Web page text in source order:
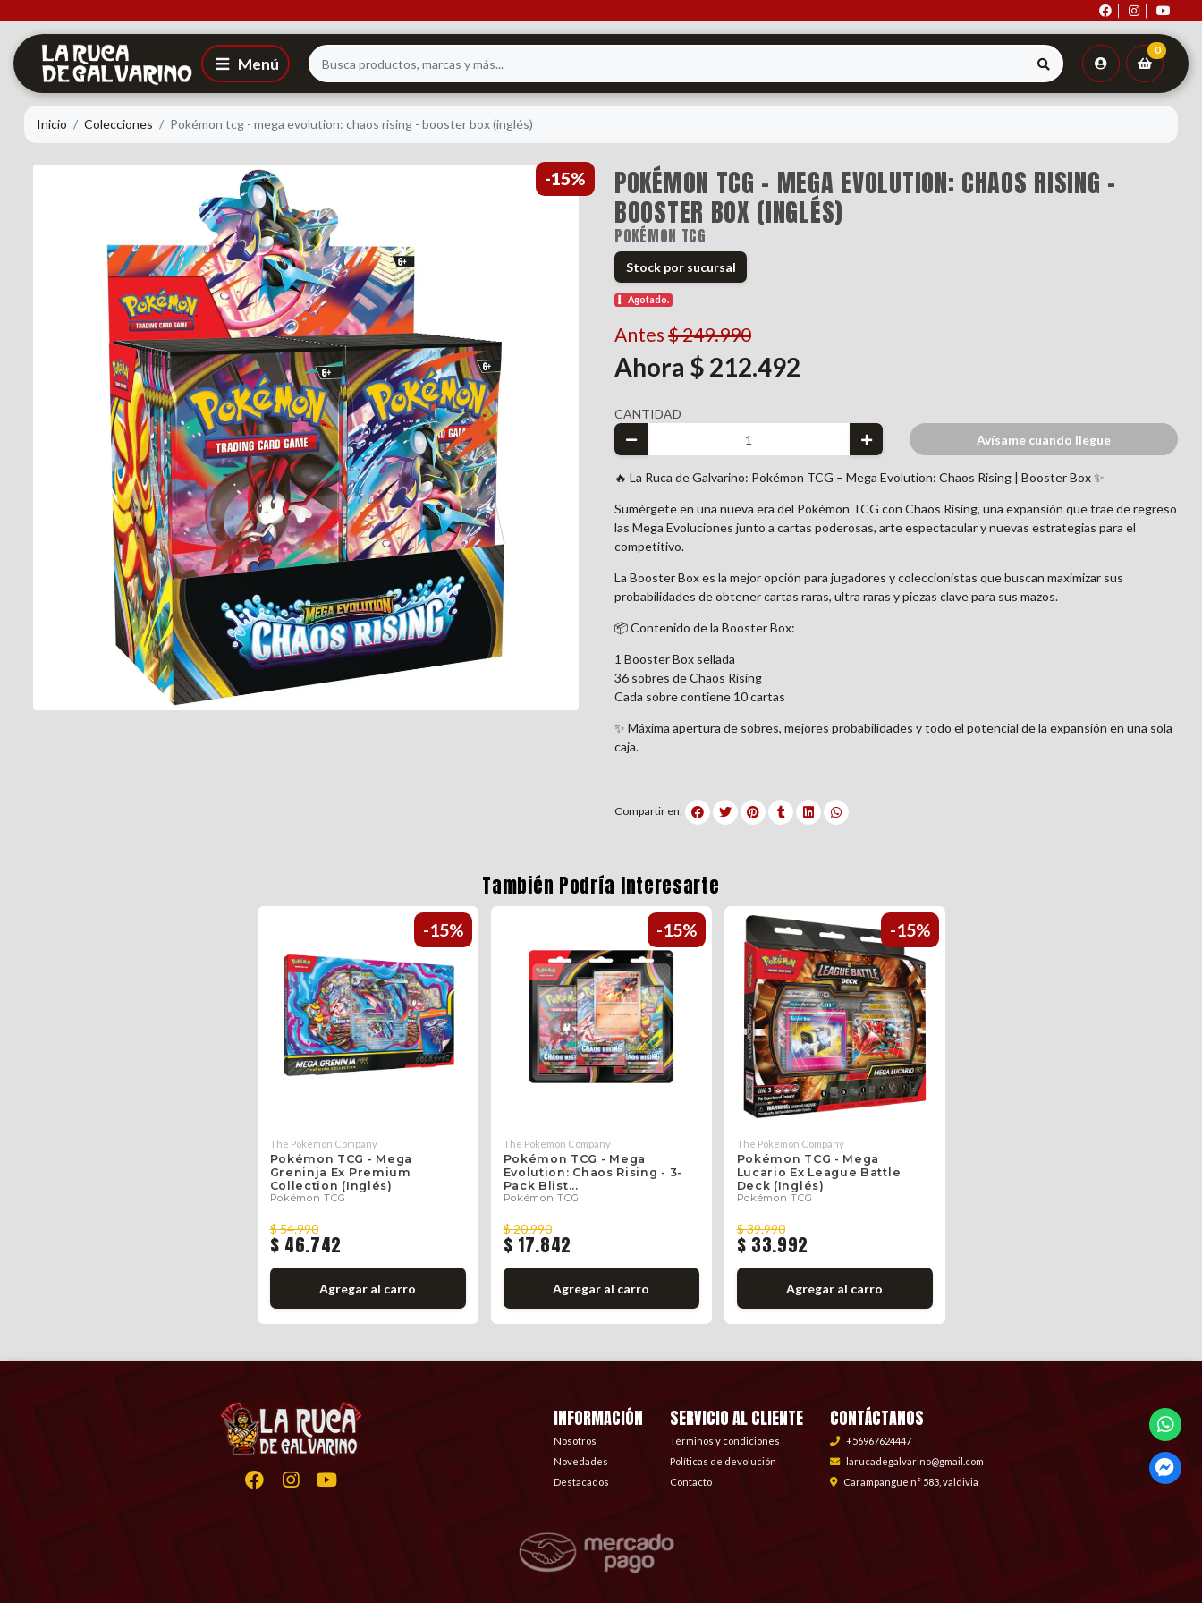
0
Inicio Colecciones Pokémon tcg - mega evolution: chaos rising - booster box (inglés)
-15% POKÉMON TCG - MEGA EVOLUTION: CHAOS RISING -
BOOSTER BOX (INGLÉS)
POKÉMON TCG
Stock por sucursal
Agotado.
Antes $ 249.990
Ahora $ 212.492
CANTIDAD
Avísame cuando llegue
🔥 La Ruca de Galvarino: Pokémon TCG – Mega Evolution: Chaos Rising | Booster Box ✨
Sumérgete en una nueva era del Pokémon TCG con Chaos Rising, una expansión que trae de regreso
las Mega Evoluciones junto a cartas poderosas, arte espectacular y nuevas estrategias para el
competitivo.
La Booster Box es la mejor opción para jugadores y coleccionistas que buscan maximizar sus
probabilidades de obtener cartas raras, ultra raras y piezas clave para sus mazos.
📦 Contenido de la Booster Box:
1 Booster Box sellada
36 sobres de Chaos Rising
Cada sobre contiene 10 cartas
✨ Máxima apertura de sobres, mejores probabilidades y todo el potencial de la expansión en una sola
caja.
Compartir en:
También Podría Interesarte
-15%
The Pokemon Company
Pokémon TCG - Mega
Greninja Ex Premium
Collection (Inglés)
Pokémon TCG
$ 54.990
$ 46.742
Agregar al carro
-15%
The Pokemon Company
Pokémon TCG - Mega
Evolution: Chaos Rising - 3-
Pack Blist...
Pokémon TCG
$ 20.990
$ 17.842
Agregar al carro
-15%
The Pokemon Company
Pokémon TCG - Mega
Lucario Ex League Battle
Deck (Inglés)
Pokémon TCG
$ 39.990
$ 33.992
Agregar al carro
INFORMACIÓN
Nosotros
Novedades
Destacados
SERVICIO AL CLIENTE
Términos y condiciones
Políticas de devolución
Contacto
CONTÁCTANOS
+56967624447
larucadegalvarino@gmail.com
Carampangue n° 583, valdivia